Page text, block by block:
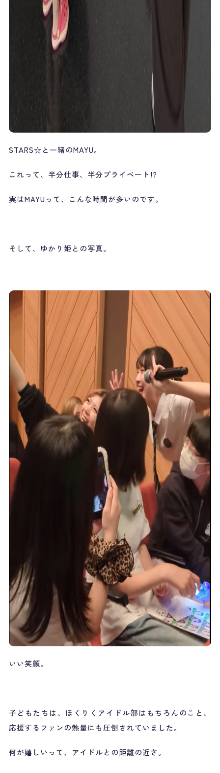
STARS☆と一緒のMAYU。
これって、半分仕事、半分プライベート!?
実はMAYUって、こんな時間が多いのです。
そして、ゆかり姫との写真。
いい笑顔。
子どもたちは、ほくりくアイドル部はもちろんのこと、
応援するファンの熱量にも圧倒されていました。
何が嬉しいって、アイドルとの距離の近さ。